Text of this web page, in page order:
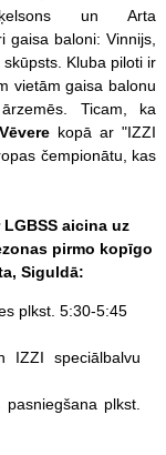
un Arta
gaisa baloni: Vinnijs,
Kluba piloti ir
vietām gaisa balonu
Ticam, ka
kopā ar "IZZI
čempionātu, kas
aicina uz
pirmo kopīgo
Siguldā:
plkst. 5:30-5:45
IZZI speciālbalvu
plkst.